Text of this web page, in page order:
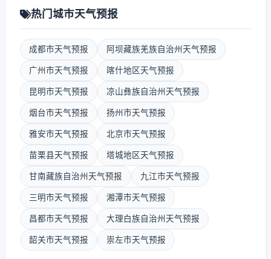
热门城市天气预报
成都市天气预报 阿坝藏族羌族自治州天气预报
广州市天气预报 喀什地区天气预报
昆明市天气预报 凉山彝族自治州天气预报
烟台市天气预报 扬州市天气预报
雅安市天气预报 北京市天气预报
苗栗县天气预报 塔城地区天气预报
甘南藏族自治州天气预报 九江市天气预报
三明市天气预报 湘潭市天气预报
昌都市天气预报 大理白族自治州天气预报
韶关市天气预报 崇左市天气预报